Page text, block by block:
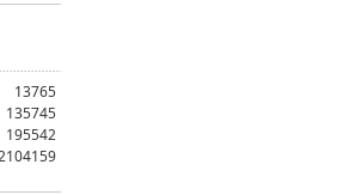
13765
135745
195542